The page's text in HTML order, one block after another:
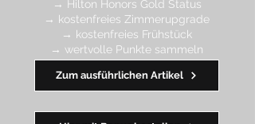
→ Hilton Honors Gold Status
→ kostenfreies Zimmerupgrade
→ kostenfreies Frühstück
→ wertvolle Punkte sammeln
→ Early Check-in + Late Check-out
Zum ausführlichen Artikel